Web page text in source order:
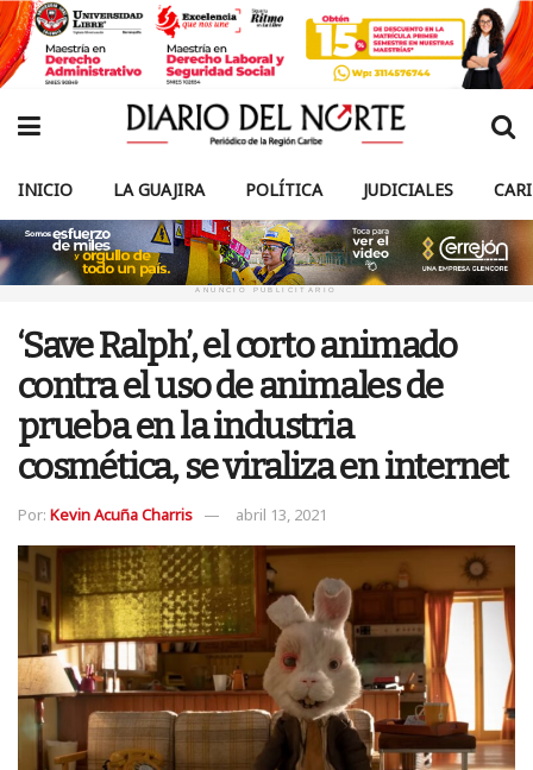
INICIO LA GUAJIRA POLÍTICA JUDICIALES
ANUNCIO PUBLICITARIO
‘Save Ralph’, el corto animado
contra el uso de animales de
prueba en la industria
cosmética, se viraliza en internet
Por: Kevin Acuña Charris abril 13, 2021